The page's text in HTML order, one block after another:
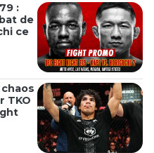
:
de
ce
TKO